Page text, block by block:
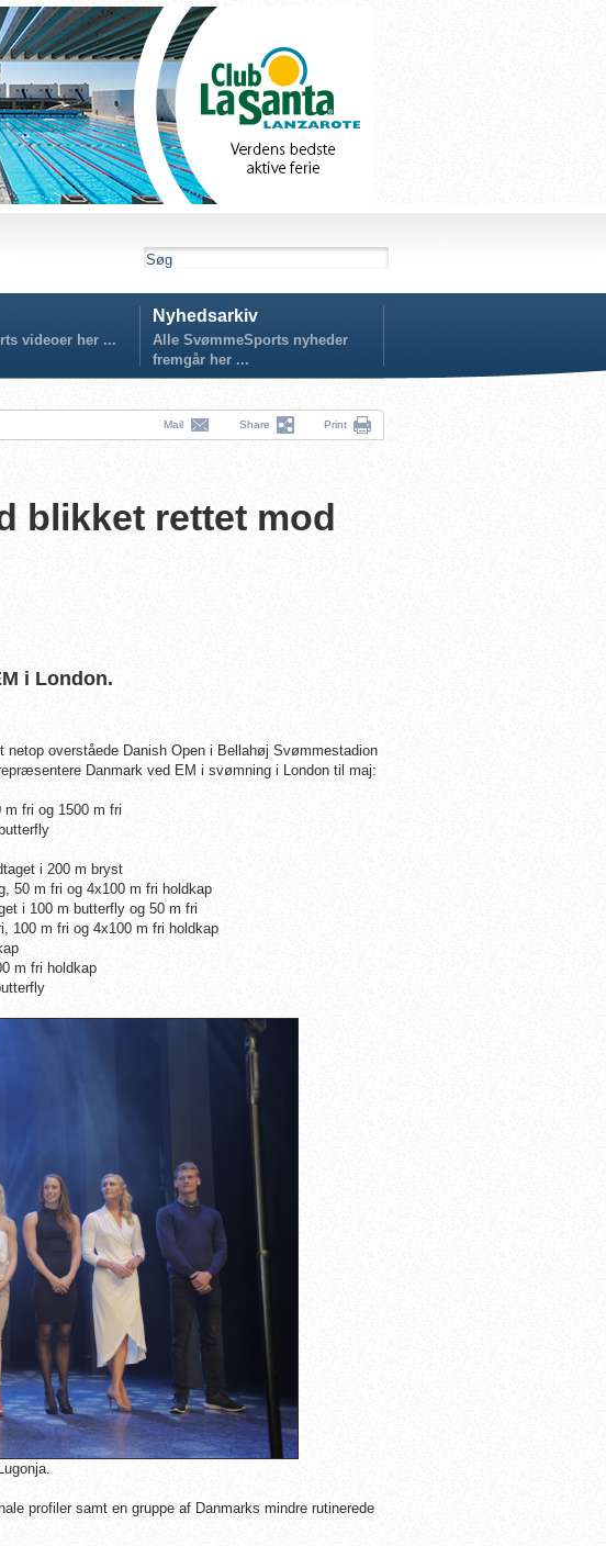
videoer her ...
Nyhedsarkiv
Alle SvømmeSports nyheder
fremgår her ...
Mail Share Print
blikket rettet mod
i London.
overståede Danish Open i Bellahøj Svømmestadion
Danmark ved EM i svømning i London til maj:
fri og 1500 m fri
i 200 m bryst
50 m fri og 4x100 m fri holdkap
i 100 m butterfly og 50 m fri
100 m fri og 4x100 m fri holdkap
m fri holdkap
profiler samt en gruppe af Danmarks mindre rutinerede